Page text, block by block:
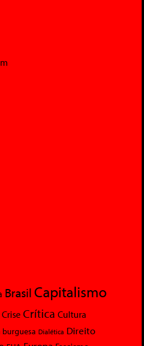
Brasil Capitalismo
Crise Crítica Cultura
burguesa Dialética Direito